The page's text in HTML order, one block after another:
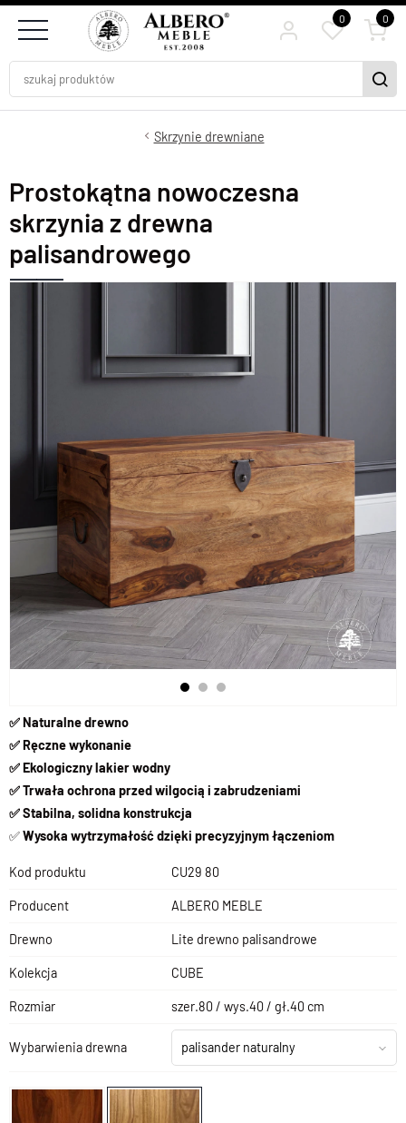
0 0
Skrzynie drewniane
Prostokątna nowoczesna
skrzynia z drewna
palisandrowego
✅ Naturalne drewno
✅ Ręczne wykonanie
✅ Ekologiczny lakier wodny
✅ Trwała ochrona przed wilgocią i zabrudzeniami
✅ Stabilna, solidna konstrukcja
✅Wysoka wytrzymałość dzięki precyzyjnym łączeniom
Kod produktu CU29 80
Producent ALBERO MEBLE
Drewno Lite drewno palisandrowe
Kolekcja CUBE
Rozmiar szer.80 / wys.40 / gł.40 cm
Wybarwienia drewna palisander naturalny